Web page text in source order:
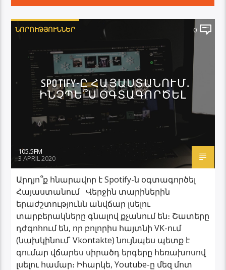
ՆՈՐՈՒԹՅՈՒՆՆԵՐ 0
SPOTIFY-Ը ՀԱՅԱՍՏԱՆՈՒՄ․
ԻՆՉՊԵ՞Ս ՕԳՏԱԳՈՐԾԵԼ
105.5FM
3 APRIL 2020
Արդյո՞ք հնարավոր է Spotify-ն օգտագործել
Հայաստանում Վերջին տարիներին
երաժշտությունն անվճար լսելու
տարբերակները գնալով քչանում են։ Շատերը
դժգոհում են, որ բոլորիս հայտնի VK-ում
(նախկինում՝ Vkontakte) նույնպես պետք է
գումար վճարես սիրածդ երգերը հեռախոսով
լսելու համար։ Իհարկե, Youtube-ը մեզ մոտ